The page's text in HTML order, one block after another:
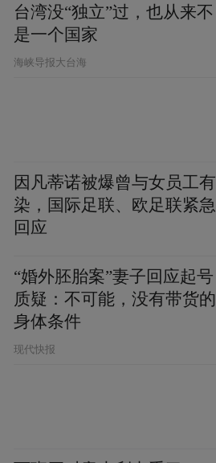
台湾没“独立”过，也从来不
是一个国家
​海峡导报大台海
因凡蒂诺被爆曾与女员工有
染，国际足联、欧足联紧急
回应
“婚外胚胎案”妻子回应起号
质疑：不可能，没有带货的
身体条件
现代快报